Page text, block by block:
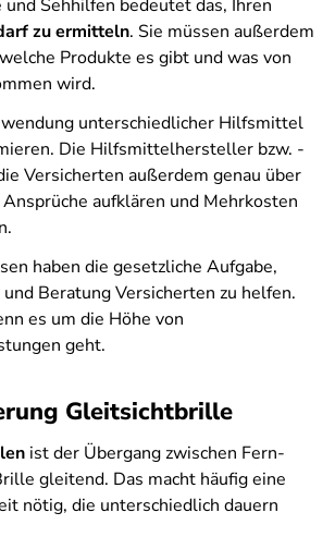
und Sehhilfen bedeutet das, Ihren
zu ermitteln. Sie müssen außerdem
Produkte es gibt und was von
wird.
unterschiedlicher Hilfsmittel
Die Hilfsmittelhersteller bzw. -
Versicherten außerdem genau über
aufklären und Mehrkosten
haben die gesetzliche Aufgabe,
Beratung Versicherten zu helfen.
es um die Höhe von
geht.
Gleitsichtbrille
ist der Übergang zwischen Fern-
gleitend. Das macht häufig eine
nötig, die unterschiedlich dauern